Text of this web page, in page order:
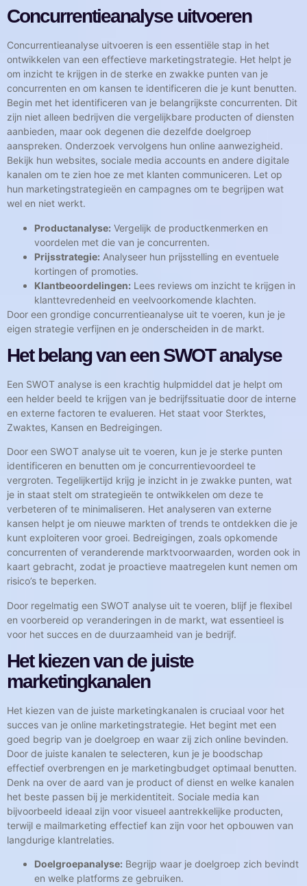
Concurrentieanalyse uitvoeren
Concurrentieanalyse uitvoeren is een essentiële stap in het
ontwikkelen van een effectieve marketingstrategie. Het helpt je
om inzicht te krijgen in de sterke en zwakke punten van je
concurrenten en om kansen te identificeren die je kunt benutten.
Begin met het identificeren van je belangrijkste concurrenten. Dit
zijn niet alleen bedrijven die vergelijkbare producten of diensten
aanbieden, maar ook degenen die dezelfde doelgroep
aanspreken. Onderzoek vervolgens hun online aanwezigheid.
Bekijk hun websites, sociale media accounts en andere digitale
kanalen om te zien hoe ze met klanten communiceren. Let op
hun marketingstrategieën en campagnes om te begrijpen wat
wel en niet werkt.
Productanalyse: Vergelijk de productkenmerken en
voordelen met die van je concurrenten.
Prijsstrategie: Analyseer hun prijsstelling en eventuele
kortingen of promoties.
Klantbeoordelingen: Lees reviews om inzicht te krijgen in
klanttevredenheid en veelvoorkomende klachten.
Door een grondige concurrentieanalyse uit te voeren, kun je je
eigen strategie verfijnen en je onderscheiden in de markt.
Het belang van een SWOT analyse
Een SWOT analyse is een krachtig hulpmiddel dat je helpt om
een helder beeld te krijgen van je bedrijfssituatie door de interne
en externe factoren te evalueren. Het staat voor Sterktes,
Zwaktes, Kansen en Bedreigingen.
Door een SWOT analyse uit te voeren, kun je je sterke punten
identificeren en benutten om je concurrentievoordeel te
vergroten. Tegelijkertijd krijg je inzicht in je zwakke punten, wat
je in staat stelt om strategieën te ontwikkelen om deze te
verbeteren of te minimaliseren. Het analyseren van externe
kansen helpt je om nieuwe markten of trends te ontdekken die je
kunt exploiteren voor groei. Bedreigingen, zoals opkomende
concurrenten of veranderende marktvoorwaarden, worden ook in
kaart gebracht, zodat je proactieve maatregelen kunt nemen om
risico’s te beperken.
Door regelmatig een SWOT analyse uit te voeren, blijf je flexibel
en voorbereid op veranderingen in de markt, wat essentieel is
voor het succes en de duurzaamheid van je bedrijf.
Het kiezen van de juiste
marketingkanalen
Het kiezen van de juiste marketingkanalen is cruciaal voor het
succes van je online marketingstrategie. Het begint met een
goed begrip van je doelgroep en waar zij zich online bevinden.
Door de juiste kanalen te selecteren, kun je je boodschap
effectief overbrengen en je marketingbudget optimaal benutten.
Denk na over de aard van je product of dienst en welke kanalen
het beste passen bij je merkidentiteit. Sociale media kan
bijvoorbeeld ideaal zijn voor visueel aantrekkelijke producten,
terwijl e mailmarketing effectief kan zijn voor het opbouwen van
langdurige klantrelaties.
Doelgroepanalyse: Begrijp waar je doelgroep zich bevindt
en welke platforms ze gebruiken.